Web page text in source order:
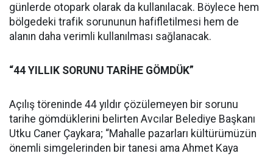
günlerde otopark olarak da kullanılacak. Böylece hem
bölgedeki trafik sorununun hafifletilmesi hem de
alanın daha verimli kullanılması sağlanacak.
“44 YILLIK SORUNU TARİHE GÖMDÜK”
Açılış töreninde 44 yıldır çözülemeyen bir sorunu
tarihe gömdüklerini belirten Avcılar Belediye Başkanı
Utku Caner Çaykara; “Mahalle pazarları kültürümüzün
önemli simgelerinden bir tanesi ama Ahmet Kaya